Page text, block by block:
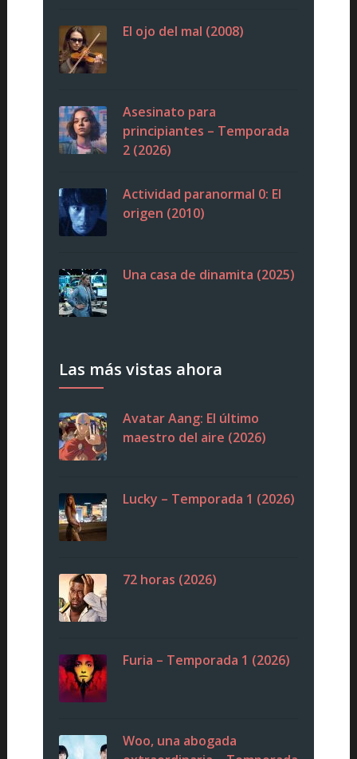
El ojo del mal (2008)
Asesinato para
principiantes – Temporada
2 (2026)
Actividad paranormal 0: El
origen (2010)
Una casa de dinamita (2025)
Las más vistas ahora
Avatar Aang: El último
maestro del aire (2026)
Lucky – Temporada 1 (2026)
72 horas (2026)
Furia – Temporada 1 (2026)
Woo, una abogada